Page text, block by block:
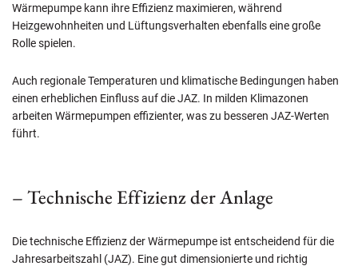
Wärmepumpe kann ihre Effizienz maximieren, während
Heizgewohnheiten und Lüftungsverhalten ebenfalls eine große
Rolle spielen.
Auch regionale Temperaturen und klimatische Bedingungen haben
einen erheblichen Einfluss auf die JAZ. In milden Klimazonen
arbeiten Wärmepumpen effizienter, was zu besseren JAZ-Werten
führt.
– Technische Effizienz der Anlage
Die technische Effizienz der Wärmepumpe ist entscheidend für die
Jahresarbeitszahl (JAZ). Eine gut dimensionierte und richtig